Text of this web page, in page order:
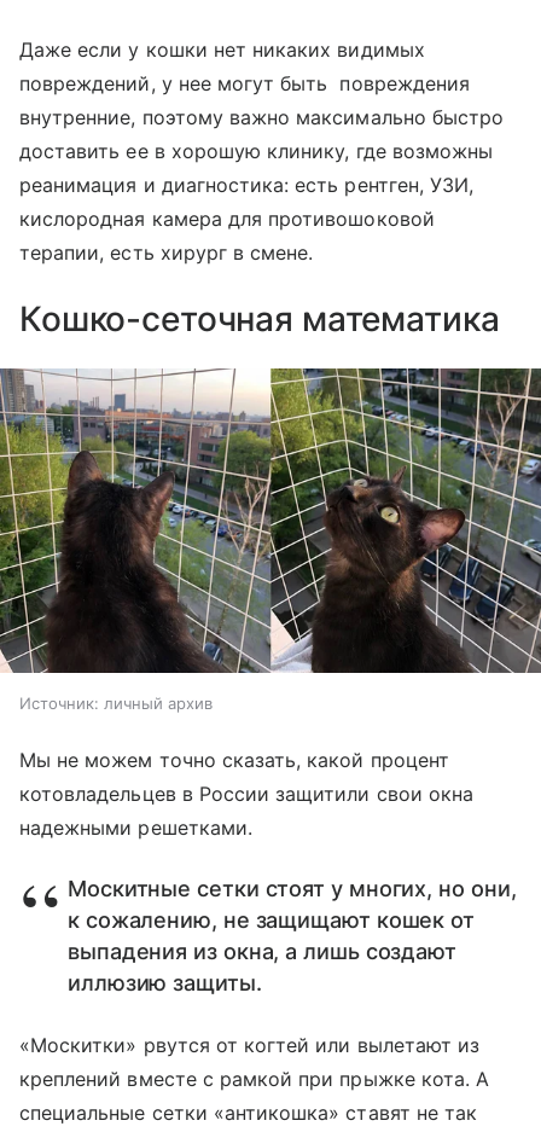
Даже если у кошки нет никаких видимых
повреждений, у нее могут быть повреждения
внутренние, поэтому важно максимально быстро
доставить ее в хорошую клинику, где возможны
реанимация и диагностика: есть рентген, УЗИ,
кислородная камера для противошоковой
терапии, есть хирург в смене.⠀
Кошко-сеточная математика
Источник: личный архив
Мы не можем точно сказать, какой процент
котовладельцев в России защитили свои окна
надежными решетками.
Москитные сетки стоят у многих, но они,
к сожалению, не защищают кошек от
выпадения из окна, а лишь создают
иллюзию защиты.
«Москитки» рвутся от когтей или вылетают из
креплений вместе с рамкой при прыжке кота. А
специальные сетки «антикошка» ставят не так